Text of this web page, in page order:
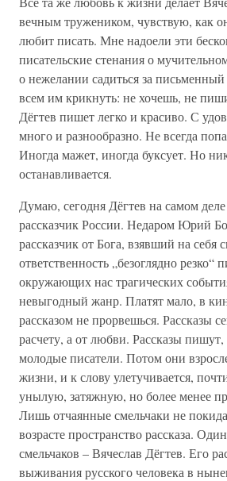
вечным тружеником, чувствую, как
любит писать. Мне надоели эти
писательские стенания о
о нежелании садиться за письменный
всем им крикнуть: не хочешь, не
Дёгтев пишет легко и красиво. С
много и разнообразно. Не всегда
Иногда мажет, иногда буксует. Но
останавливается.
Думаю, сегодня Дёгтев на самом
рассказчик России. Недаром Юрий
рассказчик от Бога, взявший на себя
ответственность „безоглядно резко“
окружающих нас трагических
невыгодный жанр. Платят мало, в
рассказом не прорвешься. Рассказы
расчету, а от любви. Рассказы
молодые писатели. Потом они
жизни, и к слову улетучивается,
унылую, затяжную, но более менее
Лишь отчаянные смельчаки не
возрасте пространство рассказа.
смельчаков – Вячеслав Дёгтев. Его
выживания русского человека в